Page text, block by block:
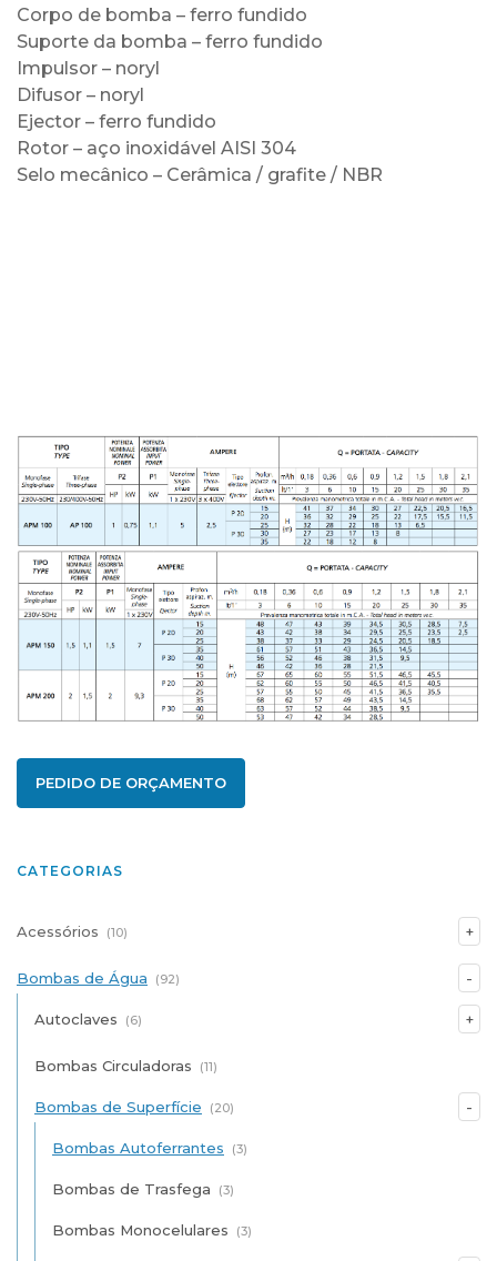
Corpo de bomba – ferro fundido
Suporte da bomba – ferro fundido
Impulsor – noryl
Difusor – noryl
Ejector – ferro fundido
Rotor – aço inoxidável AISI 304
Selo mecânico – Cerâmica / grafite / NBR
PEDIDO DE ORÇAMENTO
CATEGORIAS
Acessórios (10)
Bombas de Água (92)
Autoclaves (6)
Bombas Circuladoras (11)
Bombas de Superfície (20)
Bombas Autoferrantes (3)
Bombas de Trasfega (3)
Bombas Monocelulares (3)